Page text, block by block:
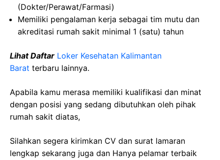
(Dokter/Perawat/Farmasi)
Memiliki pengalaman kerja sebagai tim mutu dan
akreditasi rumah sakit minimal 1 (satu) tahun
Lihat Daftar Loker Kesehatan Kalimantan
Barat terbaru lainnya.
Apabila kamu merasa memiliki kualifikasi dan minat
dengan posisi yang sedang dibutuhkan oleh pihak
rumah sakit diatas,
Silahkan segera kirimkan CV dan surat lamaran
lengkap sekarang juga dan Hanya pelamar terbaik